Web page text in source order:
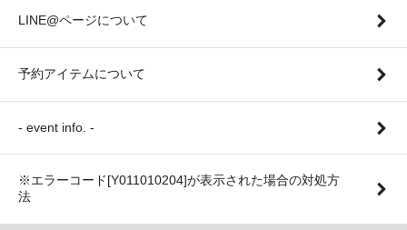
LINE@ページについて
予約アイテムについて
- event info. -
※エラーコード[Y011010204]が表示された場合の対処方
法